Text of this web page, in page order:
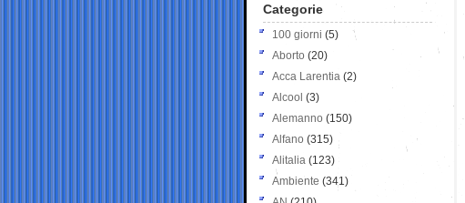
Categorie
100 giorni (5)
Aborto (20)
Acca Larentia (2)
Alcool (3)
Alemanno (150)
Alfano (315)
Alitalia (123)
Ambiente (341)